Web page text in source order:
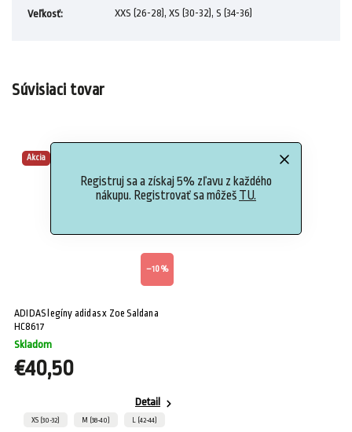
Registruj sa a získaj 5% zľavu z každého
nákupu. Registrovať sa môžeš TU.
Veľkosť: XXS (26-28), XS (30-32), S (34-36)
Súvisiaci tovar
Akcia
–10 %
ADIDAS legíny adidas x Zoe Saldana
HC8617
Skladom
€40,50
Detail
XS (30-32) M (38-40) L (42-44)